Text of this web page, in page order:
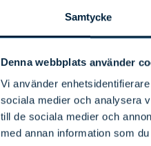
Samtycke
Denna webbplats använder
Vi använder
sociala medier och analysera
till de sociala medier och
med annan information som
Evli
Evli
Bond IA
Evli